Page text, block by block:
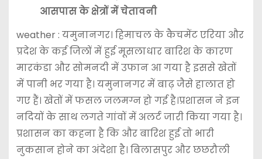
आसपास के क्षेत्रों में चेतावनी
weather : यमुनानगर। हिमाचल के कैचमेंट एरिया और
प्रदेश के कई जिलों में हुई मूसलाधार बारिश के कारण
मारकंडा और सोमनदी में उफान आ गया है इससे खेतों
में पानी भर गया है। यमुनानगर में बाढ़ जैसे हालात हो
गए हैं। खेतों में फसल जलमग्न हो गई है।प्रशासन ने इन
नदियों के साथ लगते गांवों में अलर्ट जारी किया गया है।
प्रशासन का कहना है कि और बारिश हुई तो भारी
नुकसान होने का अंदेशा है। बिलासपुर और छछरौली